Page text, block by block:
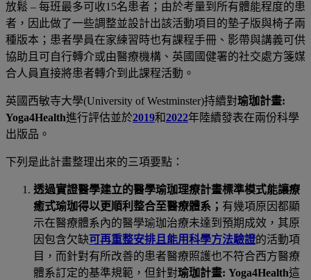
放鬆 – 每班最多可收15名患者；由於考量到所有體能程度的患
者，因此做了一些調整並設計出該活動項目的墊子版與椅子兩
種版本；患者學員在家練習時也有課程手冊、影帶與講義可供
協助且可自行轉介或由醫療機構、英國國健署的社交處方箋媒
合人員直接將患者轉介到此課程活動。
英國西敏寺大學(University of Westminster)持續對瑜珈計畫:
Yoga4Health進行評估並於2019和2022年陸續發表在兩份科學
出版品。
下列是此計畫整理出來的三項要點：
透過實證醫學建立的醫學瑜珈理療計畫標準模式能讓療
癒式瑜珈得以更順利整合至醫療體系； 有幾項原因都顯
示在醫療體系內的醫學瑜珈治療未達到預期成效，其原
因包含欠缺可再重整安排且能用科學方法驗證的活動項
目，而針對有所改善的患者醫療照護也不符合西方醫療
體系訂定的基準規範，但針對瑜珈計畫: Yoga4Health這